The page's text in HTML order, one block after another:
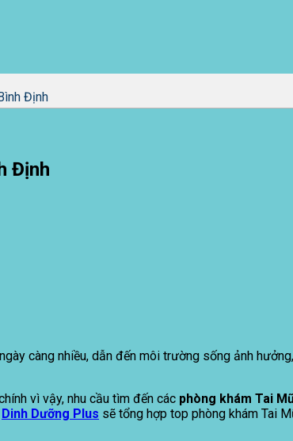
Định
Định
càng nhiều, dẫn đến môi trường sống ảnh
vì vậy, nhu cầu tìm đến các phòng khám Tai
Dinh Dưỡng Plus sẽ tổng hợp top phòng khám Tai